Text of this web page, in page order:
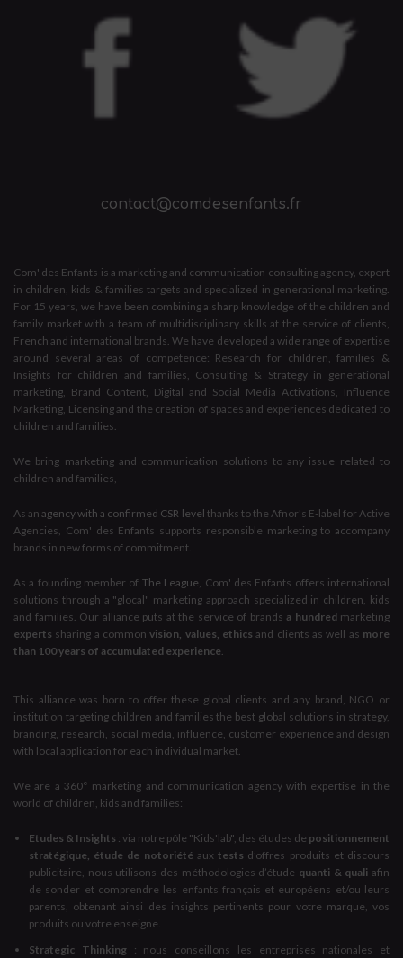
contact@comdesenfants.fr
Com' des Enfants is a marketing and communication consulting agency, expert
in children, kids & families targets and specialized in generational marketing.
For 15 years, we have been combining a sharp knowledge of the children and
family market with a team of multidisciplinary skills at the service of clients,
French and international brands. We have developed a wide range of expertise
around several areas of competence: Research for children, families &
Insights for children and families, Consulting & Strategy in generational
marketing, Brand Content, Digital and Social Media Activations, Influence
Marketing, Licensing and the creation of spaces and experiences dedicated to
children and families.
We bring marketing and communication solutions to any issue related to
children and families,
As anagency with a confirmed CSR level thanks to the Afnor's E-label for Active
Agencies, Com' des Enfants supports responsible marketing to accompany
brands in new forms of commitment.
As a founding member of The League, Com' des Enfants offers international
solutions through a "glocal" marketing approach specialized in children, kids
and families. Our alliance puts at the service of brands a hundred marketing
experts sharing a commonvision, values, ethics and clients as well as more
than 100 years of accumulated experience.
This alliance was born to offer these global clients and any brand, NGO or
institution targeting children and families the best global solutions in strategy,
branding, research, social media, influence, customer experience and design
with local application for each individual market.
We are a 360° marketing and communication agency with expertise in the
world of children, kids and families:
Etudes & Insights : via notre pôle "Kids'lab", des études de positionnement
stratégique, étude de notoriété auxtests d’offres produits et discours
publicitaire, nous utilisons des méthodologies d’étude quanti & quali afin
de sonder et comprendre les enfants français et européens et/ou leurs
parents, obtenant ainsi des insights pertinents pour votre marque, vos
produits ou votre enseigne.
Strategic Thinking: nous conseillons les entreprises nationales et